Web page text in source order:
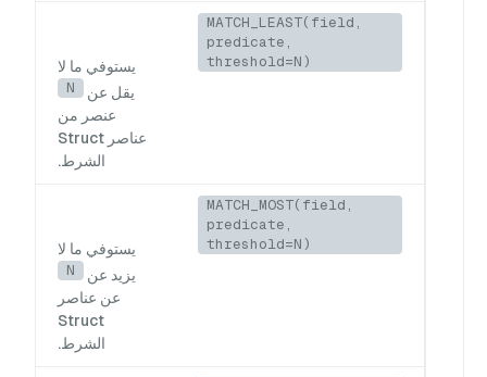
MATCH_LEAST(field,
predicate,
threshold=N)
يستوفي ما لا
يقل عن
N
عنصر من
عناصر Struct
الشرط.
MATCH_MOST(field,
predicate,
threshold=N)
يستوفي ما لا
يزيد عن
N
عن عناصر
Struct
الشرط.